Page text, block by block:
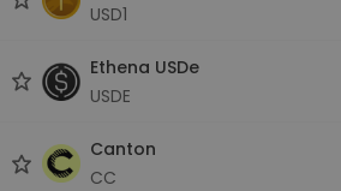
USD1
Ethena USDe
USDE
Canton
CC